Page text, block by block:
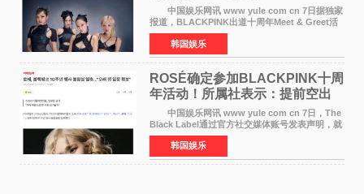
中国娱乐网讯 www yule com cn 7日据独家
报道，BLACKPINK出道十周年Meet & Greet活
动将由智秀、ROS&Eacute;、JENNIE出席，
LISA将缺席。 此前BLACKPINK所属社YG并
未为组合出道十周年做
韩国娱乐
ROSÉ确定参加BLACKPINK十周
年活动！所属社表示：提前空出
了时间
中国娱乐网讯 www yule com cn 7日，The
Black Label通过官方社交媒体账号发表声明，就
近期网络上关于ROS&Eacute;个人行程及是否参
加BLACKPINK出道纪念活动的种种猜测作出正
式回应。 Th
韩国娱乐